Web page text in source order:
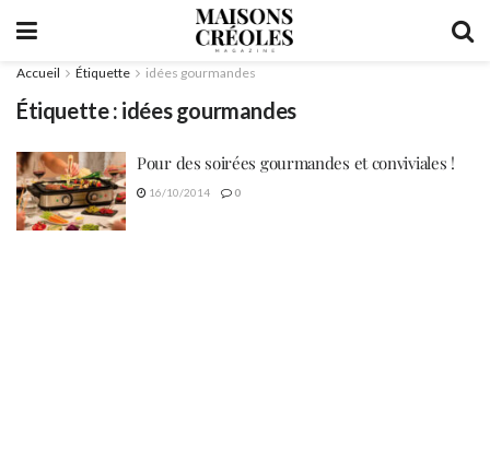
Accueil Étiquette idées gourmandes
Étiquette : idées gourmandes
Pour des soirées gourmandes et conviviales !
16/10/2014 0